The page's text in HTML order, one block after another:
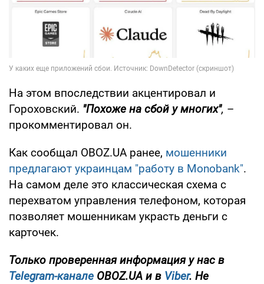
На этом впоследствии акцентировал и
Гороховский. "Похоже на сбой у многих", –
прокомментировал он.
Как сообщал OBOZ.UA ранее, мошенники
предлагают украинцам "работу в Monobank".
На самом деле это классическая схема с
перехватом управления телефоном, которая
позволяет мошенникам украсть деньги с
карточек.
Только проверенная информация у нас в
Telegram-канале OBOZ.UA и в Viber. Не